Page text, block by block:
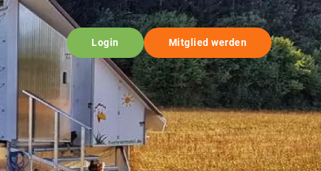
Login Mitglied werden